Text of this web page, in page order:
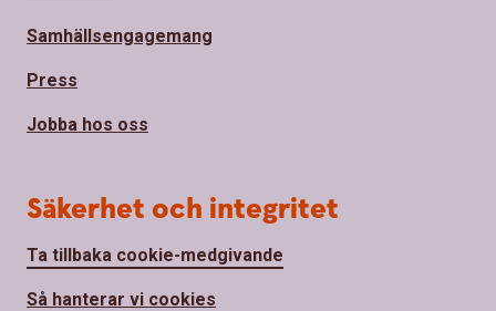
Samhällsengagemang
Press
Jobba hos oss
Säkerhet och integritet
Ta tillbaka cookie-medgivande
Så hanterar vi cookies